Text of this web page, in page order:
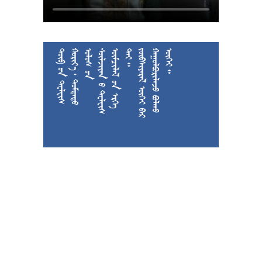

































































  






































 